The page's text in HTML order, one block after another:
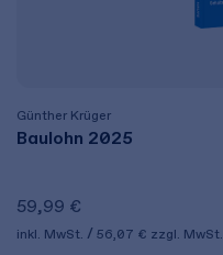
Günther Krüger
Baulohn 2025
59,99 €
inkl. MwSt. 56,07 € zzgl. MwSt.